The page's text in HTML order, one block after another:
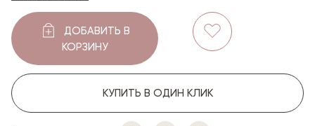
ДОБАВИТЬ В
КОРЗИНУ
КУПИТЬ В ОДИН КЛИК